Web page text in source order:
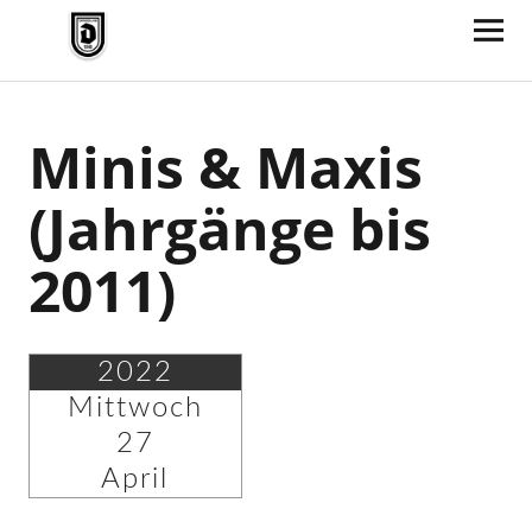
TV Jahn Duderstadt
Minis & Maxis
(Jahrgänge bis
2011)
2022
Mittwoch
27
April